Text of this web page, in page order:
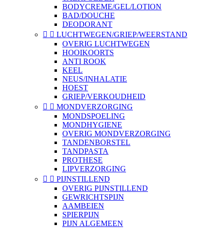
BODYCREME/GEL/LOTION
BAD/DOUCHE
DEODORANT
  LUCHTWEGEN/GRIEP/WEERSTAND
OVERIG LUCHTWEGEN
HOOIKOORTS
ANTI ROOK
KEEL
NEUS/INHALATIE
HOEST
GRIEP/VERKOUDHEID
  MONDVERZORGING
MONDSPOELING
MONDHYGIENE
OVERIG MONDVERZORGING
TANDENBORSTEL
TANDPASTA
PROTHESE
LIPVERZORGING
  PIJNSTILLEND
OVERIG PIJNSTILLEND
GEWRICHTSPIJN
AAMBEIEN
SPIERPIJN
PIJN ALGEMEEN